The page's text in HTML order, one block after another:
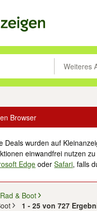
drücken um zu
Weiteres
Browser
Deals wurden auf
einwandfrei nutzen
Edge oderSafari, falls
& Boot
1 - 25 von 727